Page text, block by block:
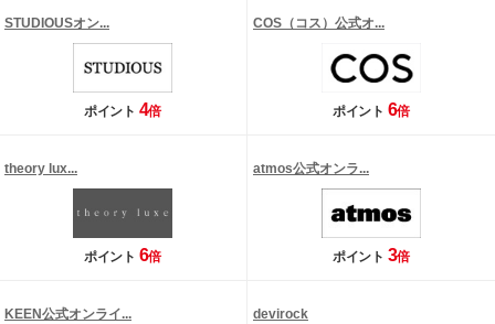
STUDIOUSオン...
ポイント 4倍
COS（コス）公式オ...
ポイント 6倍
theory lux...
ポイント 6倍
atmos公式オンラ...
ポイント 3倍
KEEN公式オンライ... devirock